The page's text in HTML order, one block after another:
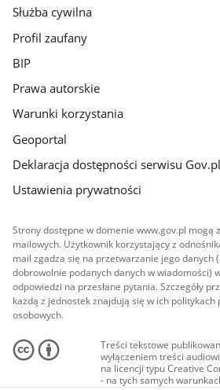
Służba cywilna
Profil zaufany
BIP
Prawa autorskie
Warunki korzystania
Geoportal
Deklaracja dostępności serwisu Gov.pl
Ustawienia prywatności
Strony dostępne w domenie www.gov.pl mogą
mailowych. Użytkownik korzystający z
mail zgadza się na przetwarzanie jego danych
dobrowolnie podanych danych w wiadomości)
odpowiedzi na przesłane pytania. Szczegóły
każdą z jednostek znajdują się w ich
osobowych.
Treści tekstowe
wyłączeniem treści
na licencji typu Creative
- na tych samych